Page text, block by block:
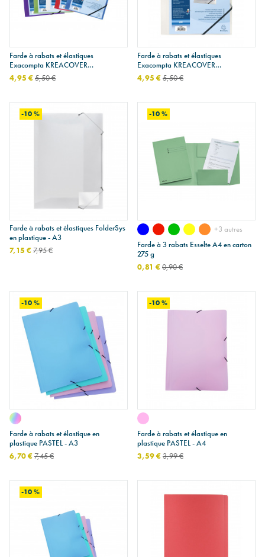
Farde à rabats et élastiques
Exacompta KREACOVER
personnalisable en plastique - A4 -
assortiment de couleurs
4,95 €5,50 €
Farde à rabats et élastiques
Exacompta KREACOVER
personnalisable en plastique - A4 -
transparent
4,95 €5,50 €
-10 %
Farde à rabats et élastiques FolderSys
en plastique - A3
7,15 €7,95 €
-10 %
+3 autres
Farde à 3 rabats Esselte A4 en carton
275 g
0,81 €0,90 €
-10 %
Farde à rabats et élastique en
plastique PASTEL - A3
6,70 €7,45 €
-10 %
Farde à rabats et élastique en
plastique PASTEL - A4
3,59 €3,99 €
-10 %